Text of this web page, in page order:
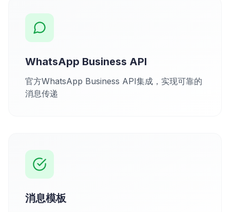
WhatsApp Business API
官方WhatsApp Business API集成，实现可靠的
消息传递
消息模板